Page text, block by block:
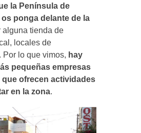
la Península de
os ponga delante de la
alguna tienda de
locales de
Por lo que vimos, hay
pequeñas empresas
ofrecen actividades
en la zona.